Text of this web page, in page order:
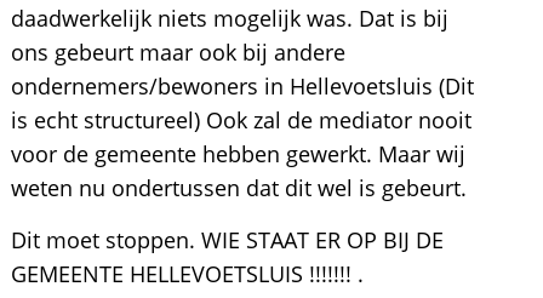
daadwerkelijk niets mogelijk was. Dat is bij
ons gebeurt maar ook bij andere
ondernemers/bewoners in Hellevoetsluis (Dit
is echt structureel) Ook zal de mediator nooit
voor de gemeente hebben gewerkt. Maar wij
weten nu ondertussen dat dit wel is gebeurt.
Dit moet stoppen. WIE STAAT ER OP BIJ DE
GEMEENTE HELLEVOETSLUIS !!!!!!! .